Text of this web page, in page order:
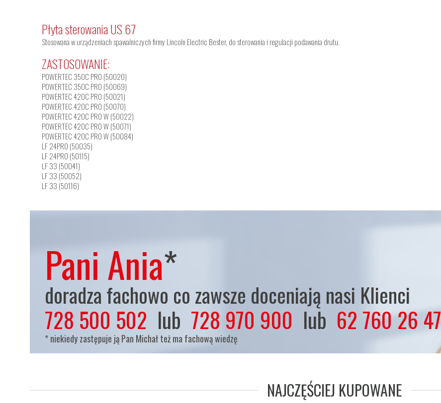
Płyta sterowania US 67
Stosowana w urządzeniach spawalniczych firmy Lincoln Electric Bester, do sterowania i regulacji podawania drutu.
ZASTOSOWANIE:
POWERTEC 350C PRO (50020)
POWERTEC 350C PRO (50069)
POWERTEC 420C PRO (50021)
POWERTEC 420C PRO (50070)
POWERTEC 420C PRO W (50022)
POWERTEC 420C PRO W (50071)
POWERTEC 420C PRO W (50084)
LF 24PRO (50035)
LF 24PRO (50115)
LF 33 (50041)
LF 33 (50052)
LF 33 (50116)
Pani Ania*
doradza fachowo co zawsze doceniają nasi Klienci
728 500 502 lub 728 970 900 lub 62 760 26 47
* niekiedy zastępuje ją Pan Michał też ma fachową wiedzę
NAJCZĘŚCIEJ KUPOWANE